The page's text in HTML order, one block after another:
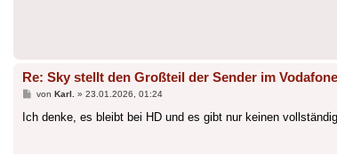
Re: Sky stellt den Großteil der Sender im
Beitrag
von Karl. » 23.01.2026, 01:24
Ich denke, es bleibt bei HD und es gibt nur keinen